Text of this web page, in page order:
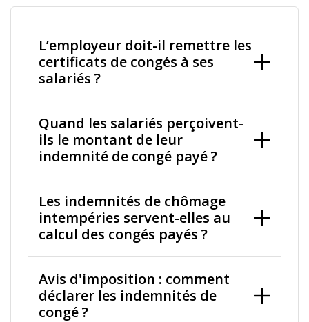
L’employeur doit-il remettre les
certificats de congés à ses
salariés ?
Quand les salariés perçoivent-
ils le montant de leur
indemnité de congé payé ?
Les indemnités de chômage
intempéries servent-elles au
calcul des congés payés ?
Avis d'imposition : comment
déclarer les indemnités de
congé ?